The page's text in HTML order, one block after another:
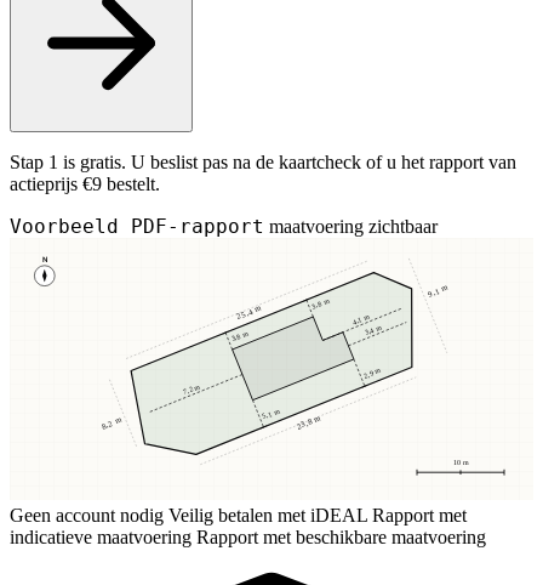
Stap 1 is gratis. U beslist pas na de kaartcheck of u het rapport van
actieprijs €9 bestelt.
Voorbeeld PDF-rapport maatvoering zichtbaar
N
10 m
3,8 m
3,8 m
5,1 m
2,9 m
7,2 m
3,4 m
4,1 m
25,4 m
23,8 m
8,2 m
9,1 m
Geen account nodig Veilig betalen met iDEAL Rapport met
indicatieve maatvoering Rapport met beschikbare maatvoering